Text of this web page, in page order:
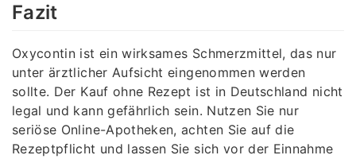
Fazit
Oxycontin ist ein wirksames Schmerzmittel, das nur
unter ärztlicher Aufsicht eingenommen werden
sollte. Der Kauf ohne Rezept ist in Deutschland nicht
legal und kann gefährlich sein. Nutzen Sie nur
seriöse Online-Apotheken, achten Sie auf die
Rezeptpflicht und lassen Sie sich vor der Einnahme